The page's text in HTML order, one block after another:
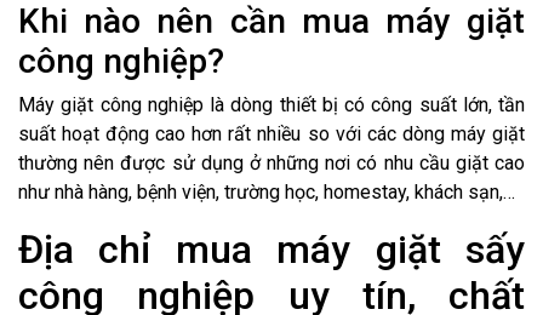
Khi nào nên cần mua máy giặt
công nghiệp?
Máy giặt công nghiệp là dòng thiết bị có công suất lớn, tần
suất hoạt động cao hơn rất nhiều so với các dòng máy giặt
thường nên được sử dụng ở những nơi có nhu cầu giặt cao
như nhà hàng, bệnh viện, trường học, homestay, khách sạn,…
Địa chỉ mua máy giặt sấy
công nghiệp uy tín, chất